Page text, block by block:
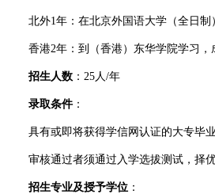
北外1年：在北京外国语大学（全日制
香港2年：到（香港）东华学院学习，
招生人数 ：25人/年
录取条件：
具有或即将获得学信网认证的大专毕业
审核通过者须通过入学选拔测试，择优
招生专业及授予学位 ：